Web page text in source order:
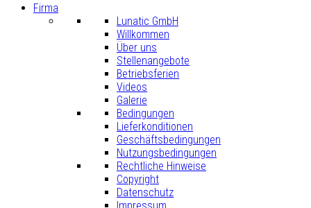
Firma
Lunatic GmbH
Willkommen
Über uns
Stellenangebote
Betriebsferien
Videos
Galerie
Bedingungen
Lieferkonditionen
Geschäftsbedingungen
Nutzungsbedingungen
Rechtliche Hinweise
Copyright
Datenschutz